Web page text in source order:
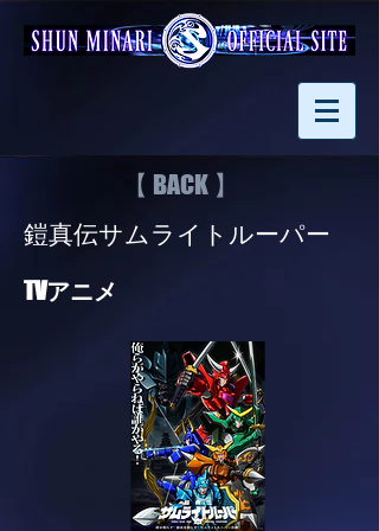
【 BACK 】
鎧真伝サムライトルーパー
TVアニメ